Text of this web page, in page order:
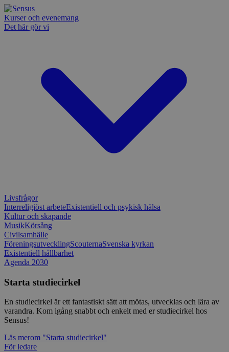
Kurser och evenemang
Det här gör vi
Livsfrågor
Interreligiöst arbeteExistentiell och psykisk hälsa
Kultur och skapande
MusikKörsång
Civilsamhälle
FöreningsutvecklingScouternaSvenska kyrkan
Existentiell hållbarhet
Agenda 2030
Starta studiecirkel
En studiecirkel är ett fantastiskt sätt att mötas, utvecklas och lära av
varandra. Kom igång snabbt och enkelt med er studiecirkel hos
Sensus!
Läs merom "Starta studiecirkel"
För ledare